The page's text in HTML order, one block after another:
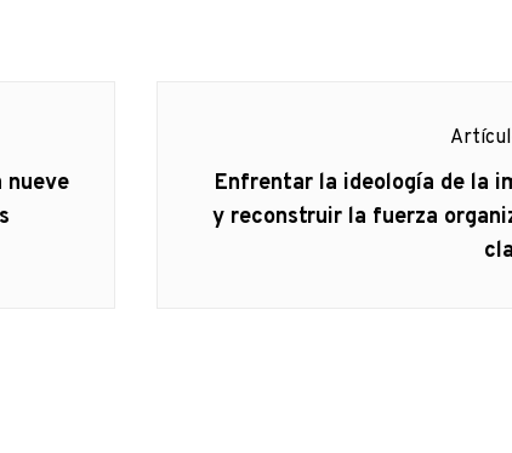
nueve
Artículo
siguiente:
Enfrentar la ideología de la
y reconstruir la fuerza